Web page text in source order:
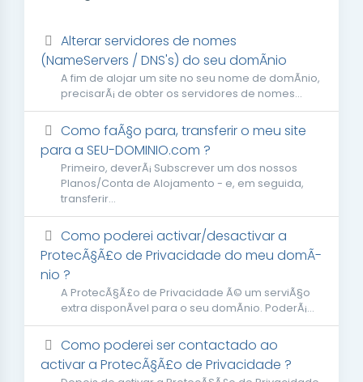
Alterar servidores de nomes
(NameServers / DNS's) do seu domÃ­nio
A fim de alojar um site no seu nome de domÃ­nio,
precisarÃ¡ de obter os servidores de nomes...
Como faÃ§o para, transferir o meu site
para a SEU-DOMINIO.com ?
Primeiro, deverÃ¡ Subscrever um dos nossos
Planos/Conta de Alojamento - e, em seguida,
transferir...
Como poderei activar/desactivar a
ProtecÃ§Ã£o de Privacidade do meu domÃ­
nio ?
A ProtecÃ§Ã£o de Privacidade Ã© um serviÃ§o
extra disponÃ­vel para o seu domÃ­nio. PoderÃ¡...
Como poderei ser contactado ao
activar a ProtecÃ§Ã£o de Privacidade ?